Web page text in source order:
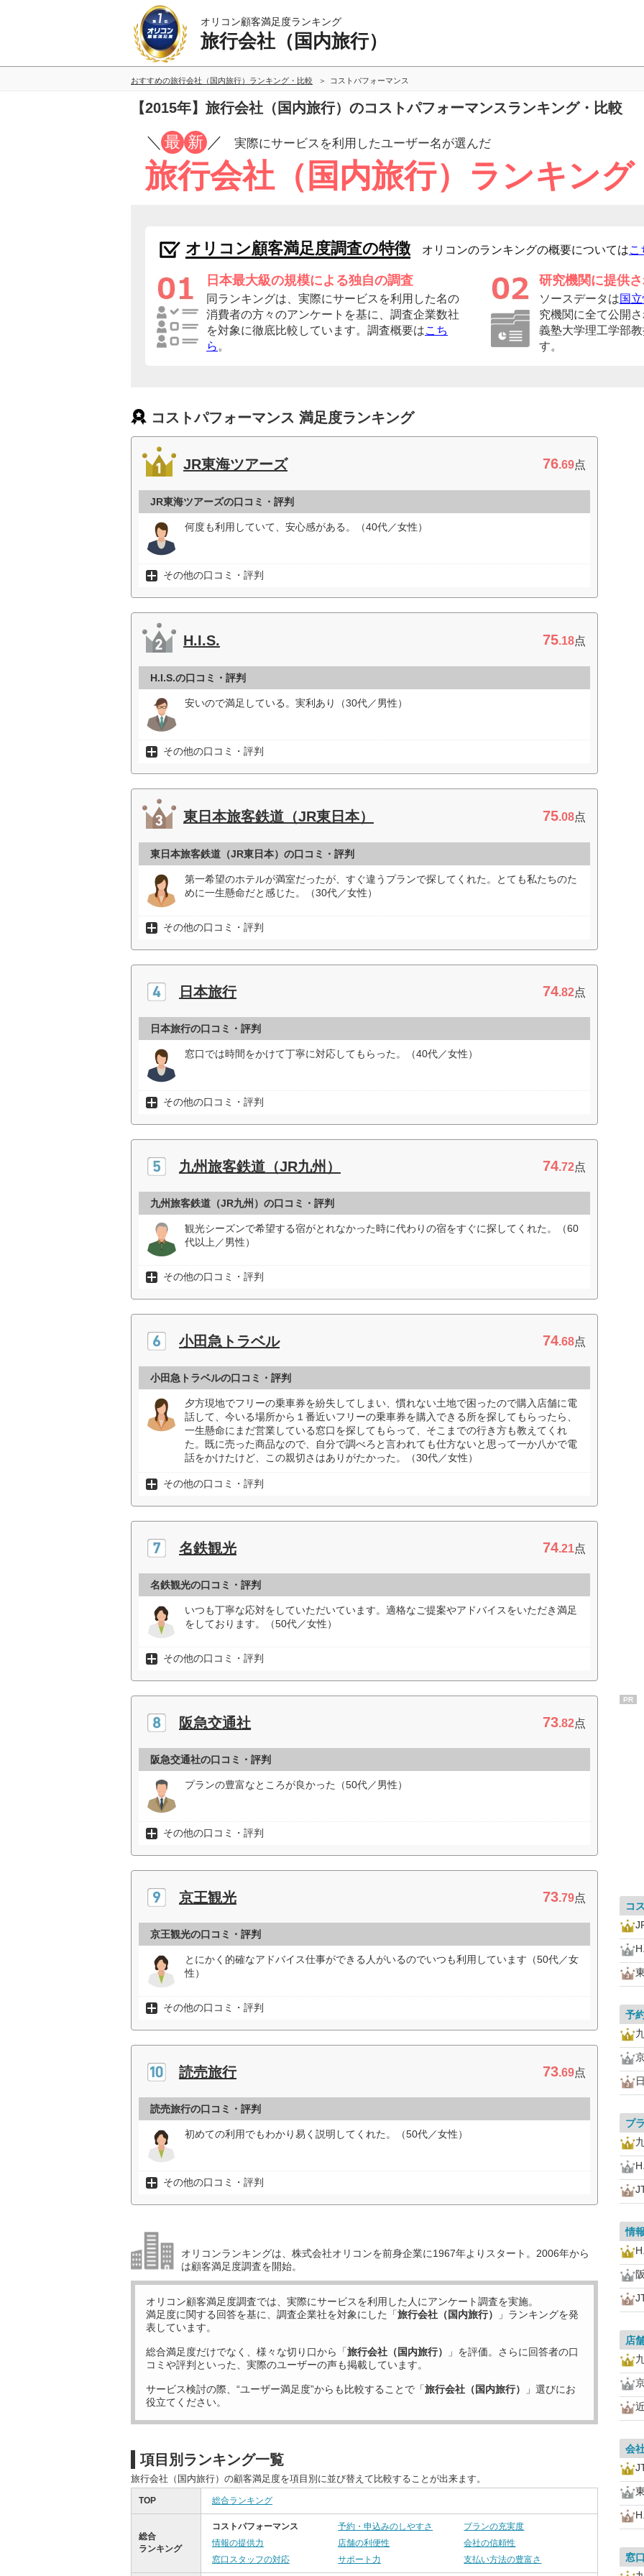
オリコン顧客満足度ランキング
旅行会社（国内旅行）
おすすめの旅行会社（国内旅行）ランキング・比較 コストパフォーマンス
【2015年】旅行会社（国内旅行）のコストパフォーマンスランキング・比較
／ 最 新 ／ 実際にサービスを利用したユーザー名が選んだ
旅行会社（国内旅行）ランキング
オリコン顧客満足度調査の特徴 オリコンのランキングの概要についてはこ
日本最大級の規模による独自の調査
同ランキングは、実際にサービスを利用した名の
消費者の方々のアンケートを基に、調査企業数社
を対象に徹底比較しています。調査概要はこち
ら 。
研究機関に提供
ソースデータは国
究機関に全て公開
義塾大学理工学部教
す。
コストパフォーマンス 満足度ランキング
JR東海ツアーズ 76.69点
JR東海ツアーズの口コミ・評判
何度も利用していて、安心感がある。（40代／女性）
その他の口コミ・評判
H.I.S. 75.18点
H.I.S.の口コミ・評判
安いので満足している。実利あり（30代／男性）
その他の口コミ・評判
東日本旅客鉄道（JR東日本） 75.08点
東日本旅客鉄道（JR東日本）の口コミ・評判
第一希望のホテルが満室だったが、すぐ違うプランで探してくれた。とても私たちのた
めに一生懸命だと感じた。（30代／女性）
その他の口コミ・評判
日本旅行 74.82点
日本旅行の口コミ・評判
窓口では時間をかけて丁寧に対応してもらった。（40代／女性）
その他の口コミ・評判
九州旅客鉄道（JR九州） 74.72点
九州旅客鉄道（JR九州）の口コミ・評判
観光シーズンで希望する宿がとれなかった時に代わりの宿をすぐに探してくれた。（60
代以上／男性）
その他の口コミ・評判
小田急トラベル 74.68点
小田急トラベルの口コミ・評判
夕方現地でフリーの乗車券を紛失してしまい、慣れない土地で困ったので購入店舗に電
話して、今いる場所から１番近いフリーの乗車券を購入できる所を探してもらったら、
一生懸命にまだ営業している窓口を探してもらって、そこまでの行き方も教えてくれ
た。既に売った商品なので、自分で調べろと言われても仕方ないと思って一か八かで電
話をかけたけど、この親切さはありがたかった。（30代／女性）
その他の口コミ・評判
名鉄観光 74.21点
名鉄観光の口コミ・評判
いつも丁寧な応対をしていただいています。適格なご提案やアドバイスをいただき満足
をしております。（50代／女性）
その他の口コミ・評判
阪急交通社 73.82点
阪急交通社の口コミ・評判
プランの豊富なところが良かった（50代／男性）
その他の口コミ・評判
京王観光 73.79点
京王観光の口コミ・評判
とにかく的確なアドバイス仕事ができる人がいるのでいつも利用しています（50代／女
性）
その他の口コミ・評判
読売旅行 73.69点
読売旅行の口コミ・評判
初めての利用でもわかり易く説明してくれた。（50代／女性）
その他の口コミ・評判
オリコンランキングは、株式会社オリコンを前身企業に1967年よりスタート。2006年から
は顧客満足度調査を開始。
オリコン顧客満足度調査では、実際にサービスを利用した 人にアンケート調査を実施。
満足度に関する回答を基に、調査企業社を対象にした「旅行会社（国内旅行）
」ランキングを発
表しています。
総合満足度だけでなく、様々な切り口から「旅行会社（国内旅行）
」を評価。さらに回答者の口
コミや評判といった、実際のユーザーの声も掲載しています。
サービス検討の際、“ユーザー満足度”からも比較することで「旅行会社（国内旅行）
」選びにお
役立てください。
項目別ランキング一覧
旅行会社（国内旅行）の顧客満足度を項目別に並び替えて比較することが出来ます。
TOP 総合ランキング
総合
ランキング
コストパフォーマンス 予約・申込みのしやすさ
プランの充実度
情報の提供力
店舗の利便性
会社の信頼性
窓口スタッフの対応
サポート力 支払い方法の豊富さ
PR
コ
予
プ
情
店
会
窓